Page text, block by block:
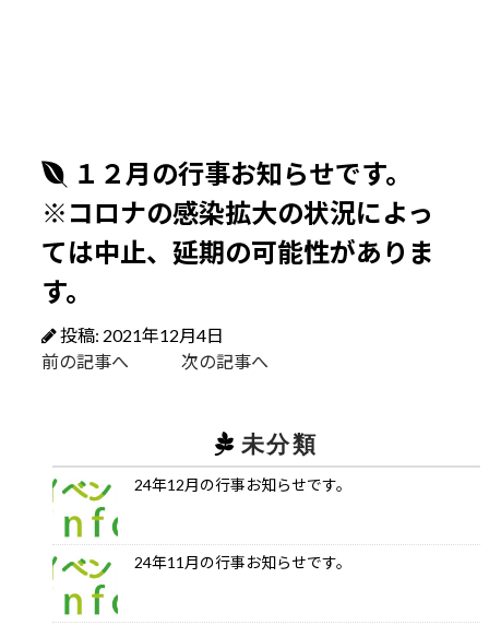
１２月の行事お知らせです。
※コロナの感染拡大の状況によっ
ては中止、延期の可能性がありま
す。
投稿: 2021年12月4日
前の記事へ 次の記事へ
未分類
24年12月の行事お知らせです。
24年11月の行事お知らせです。